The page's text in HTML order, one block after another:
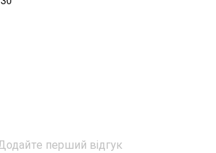
перший відгук